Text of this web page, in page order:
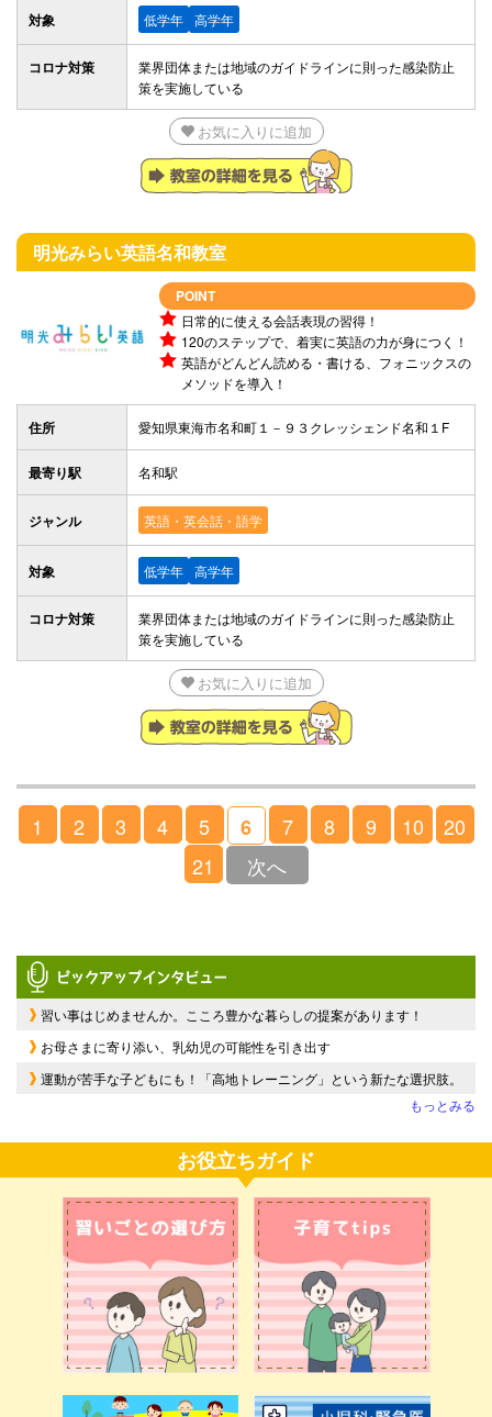
対象 低学年 高学年
コロナ対策
業界団体または地域のガイドラインに則った感染防止
策を実施している
お気に入りに追加
明光みらい英語名和教室
POINT
日常的に使える会話表現の習得！
120のステップで、着実に英語の力が身につく！
英語がどんどん読める・書ける、フォニックスの
メソッドを導入！
住所 愛知県東海市名和町１－９３クレッシェンド名和１F
最寄り駅 名和駅
ジャンル 英語・英会話・語学
対象 低学年 高学年
コロナ対策
業界団体または地域のガイドラインに則った感染防止
策を実施している
お気に入りに追加
1 2 3 4 5 6 7 8 9 10
20
21
次へ
習い事はじめませんか。こころ豊かな暮らしの提案があります！
お母さまに寄り添い、乳幼児の可能性を引き出す
運動が苦手な子どもにも！「高地トレーニング」という新たな選択肢。
もっとみる
お役立ちガイド